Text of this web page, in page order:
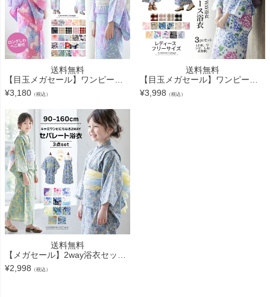
送料無料
【目玉メガセール】ワンピースにもなる浴衣 キッズ浴衣 キッズ 女の子 2wayセパレート浴衣 子供 浴衣セット キャサリンコテージオリジナル柄 花柄 猫柄 キャサリンコテージ TAK
¥3,180 （税込）
送料無料
【目玉メガセール】ワンピースにもなる2wayレディース浴衣 2部式 2way セパレート浴衣 レディース ジュニア かんたん着付け カジュアルワンピース 和装 キャサリンコテージ TAK
¥3,998 （税込）
送料無料
【メガセール】2way浴衣セット 浴衣 ワンピース キッズ [再入荷なし・在庫限り] セパレート セット 子供 女の子 簡単 着付け 贅沢なロング兵児帯 100 110 120 130 140 夏祭り 夕涼み 花柄 猫柄 キャサ
¥2,998 （税込）